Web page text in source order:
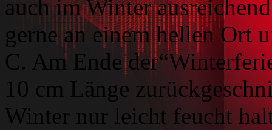
auch im Winter
gerne an einem hellen Ort
C. Am Ende
10 cm Länge
Winter nur leicht feucht